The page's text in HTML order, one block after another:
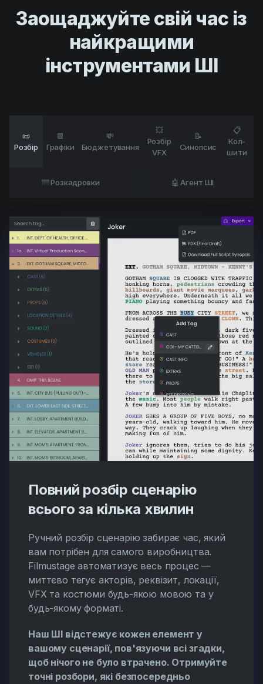
Templates
Vertical Drama
Заощаджуйте свій час із
найкращими
інструментами ШІ
📜
Розбір
📆
Графіки
💸
Бюджетування
💥
Розбір
VFX
📝
Синопсис
📋
Кол-
шити
🌁 Розкадровки 🤖 Агент ШІ
Повний розбір сценарію
всього за кілька хвилин
Ручний розбір сценарію забирає час, який
вам потрібен для самого виробництва.
Filmustage автоматизує весь процес —
миттєво тегує акторів, реквізит, локації,
VFX та костюми будь-якою мовою та у
будь-якому форматі.
Наш ШІ відстежує кожен елемент у
вашому сценарії, пов'язуючи всі згадки,
щоб нічого не було втрачено. Отримуйте
точні розбори, які безпосередньо